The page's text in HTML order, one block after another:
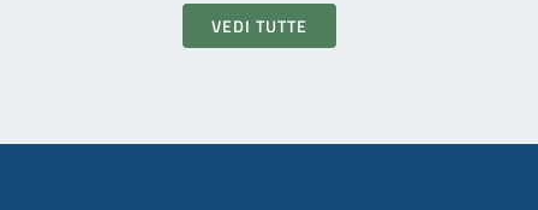
VEDI TUTTE